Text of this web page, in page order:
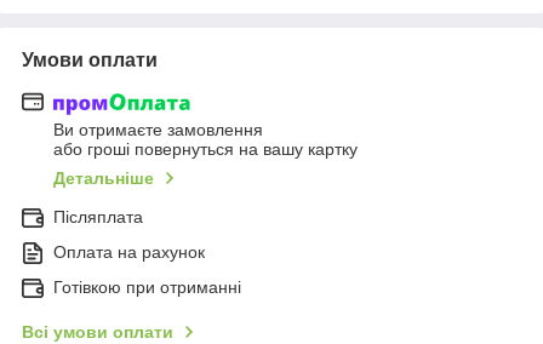
Умови оплати
Ви отримаєте замовлення
або гроші повернуться на вашу картку
Детальніше
Післяплата
Оплата на рахунок
Готівкою при отриманні
Всі умови оплати